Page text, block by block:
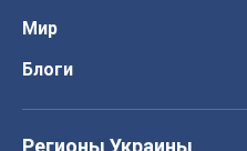
Мир
Блоги